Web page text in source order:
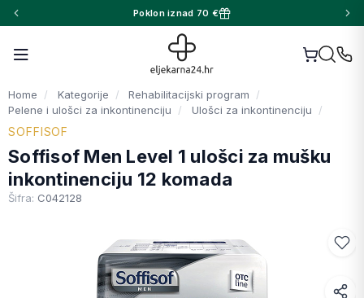
Poklon iznad 70 €
Home Kategorije
Rehabilitacijski program
Pelene i ulošci za inkontinenciju
Ulošci za inkontinenciju
SOFFISOF
Soffisof Men Level 1 ulošci za mušku
inkontinenciju 12 komada
Šifra: C042128